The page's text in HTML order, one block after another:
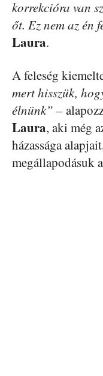
korrekcióra van
őt. Ez nem az én
Laura.
A feleség
mert hisszük,
élnünk” –
Laura, aki még
házassága
megállapodásuk